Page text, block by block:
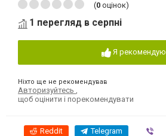
(0 оцінок)
1 перегляд в серпні
Я рекомендую
Ніхто ще не рекомендував
Авторизуйтесь
щоб оцінити і порекомендувати
Reddit Telegram